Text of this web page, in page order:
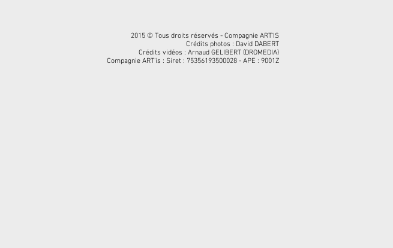
2015 © Tous droits réservés - Compagnie ART'IS
Crédits photos : David DABERT
Crédits vidéos : Arnaud GELIBERT (DROMEDIA)
Compagnie ART'is : Siret : 75356193500028 - APE : 9001Z